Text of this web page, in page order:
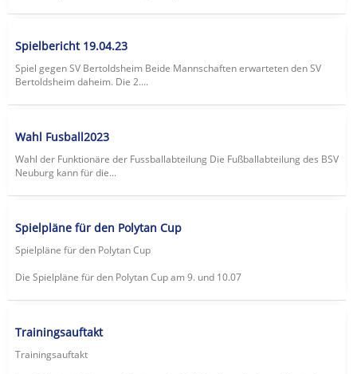
Spielbericht 19.04.23
Spiel gegen SV Bertoldsheim Beide Mannschaften erwarteten den SV
Bertoldsheim daheim. Die 2....
Wahl Fusball2023
Wahl der Funktionäre der Fussballabteilung Die Fußballabteilung des BSV
Neuburg kann für die...
Spielpläne für den Polytan Cup
Spielpläne für den Polytan Cup
Die Spielpläne für den Polytan Cup am 9. und 10.07
Trainingsauftakt
Trainingsauftakt